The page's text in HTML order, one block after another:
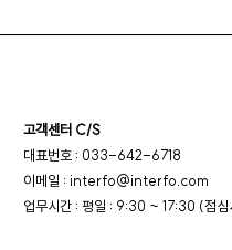
고객센터 C/S
대표번호 : 033-642-6718
이메일 : interfo@interfo.com
업무시간 : 평일 : 9:30 ~ 17:30 (점